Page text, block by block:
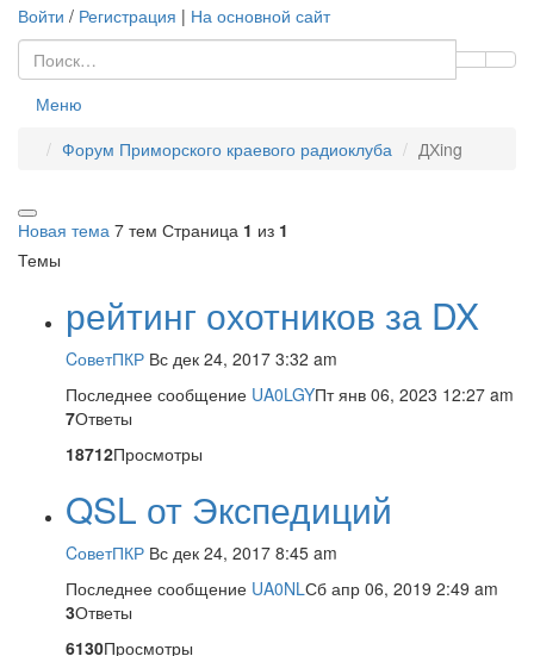
Войти / Регистрация | На основной сайт
Меню
Форум Приморского краевого радиоклуба
ДХing
Новая тема 7 тем Страница 1 из 1
Темы
рейтинг охотников за DX
CоветПКР Вс дек 24, 2017 3:32 am
Последнее сообщение UA0LGYПт янв 06, 2023 12:27 am
7Ответы
18712Просмотры
QSL от Экспедиций
CоветПКР Вс дек 24, 2017 8:45 am
Последнее сообщение UA0NLСб апр 06, 2019 2:49 am
3Ответы
6130Просмотры